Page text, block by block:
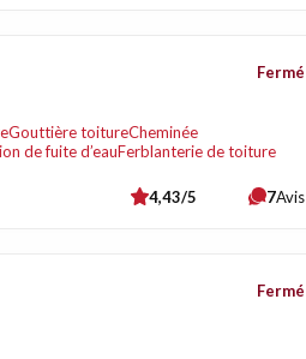
Gouttière toitureCheminée
de fuite d’eauFerblanterie de toiture
Fermé
4,43/5 7Avis
Fermé